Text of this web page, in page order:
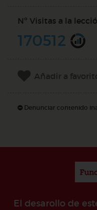
Nº Visitas a la
170512
Añadir a
Denunciar contenido
El desarollo de